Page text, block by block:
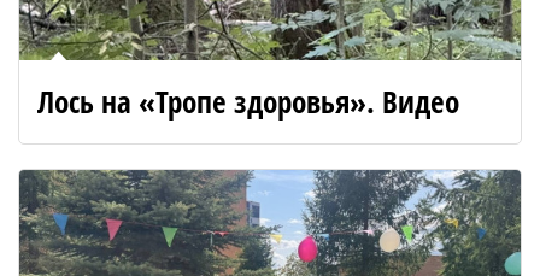
Лось на «Тропе здоровья». Видео